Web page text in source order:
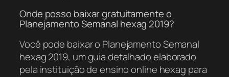
Onde posso baixar gratuitamente o
Planejamento Semanal hexag 2019?
Você pode baixar o Planejamento Semanal
hexag 2019, um guia detalhado elaborado
pela instituição de ensino online hexag para